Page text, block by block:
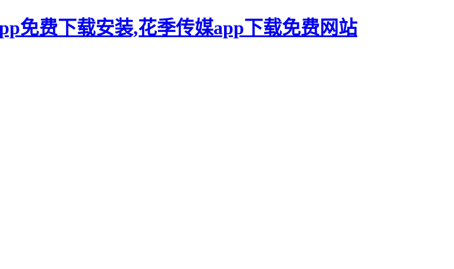
免费下载安装,花季传媒app下载免费网站